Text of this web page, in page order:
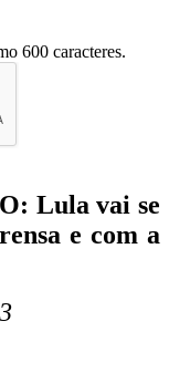
600 caracteres.
Lula vai se
e com a